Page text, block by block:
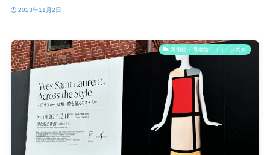
2023年11月2日
美術館・博物館・ミュージカル